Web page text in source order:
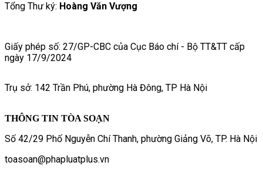
Tổng Thư ký: Hoàng Văn Vượng
Giấy phép số: 27/GP-CBC của Cục Báo chí - Bộ TT&TT cấp
ngày 17/9/2024
Trụ sở: 142 Trần Phú, phường Hà Đông, TP Hà Nội
THÔNG TIN TÒA SOẠN
Số 42/29 Phố Nguyễn Chí Thanh, phường Giảng Võ, TP. Hà Nội
toasoan@phapluatplus.vn